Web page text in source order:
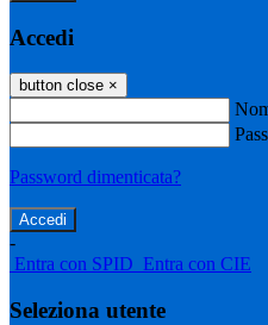
Accedi
button close ×
Password dimenticata?
-
Entra con SPID Entra con CIE
Seleziona utente